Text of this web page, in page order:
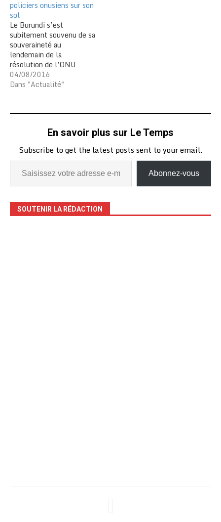
mort des suites d’un arrêt
cardiaque. Il était
hospitalisé à l’hôpital
Karusi dans le centre du
pays…
policiers onusiens sur son
sol
Le Burundi s’est
subitement souvenu de sa
souveraineté au
lendemain de la
résolution de l’ONU
l’appelant à accueillir
228 policiers sur son sol
autorisée du
un refus catégorique à
quelconque sur son
territoire, en violation…
04/08/2016
Dans "Actualité"
En savoir plus sur Le Temps
Subscribe to get the latest posts sent to your email.
Abonnez-vous
SOUTENIR LA RÉDACTION